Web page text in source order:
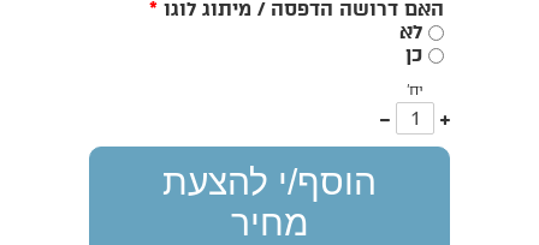
האם דרושה הדפסה / מיתוג לוגו *
לא
כן
יח'
עוד
אחד
הוסף/י להצעת
מחיר